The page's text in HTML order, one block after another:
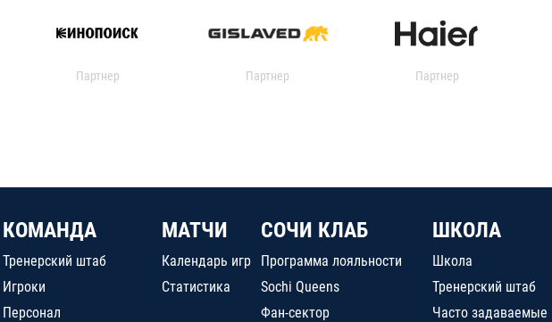
Партнер Партнер Партнер
КОМАНДА
Тренерский штаб
Игроки
Персонал
МАТЧИ
Календарь игр
Статистика
СОЧИ КЛАБ
Программа лояльности
Sochi Queens
Фан-сектор
ШКОЛА
Школа
Тренерский штаб
Часто задаваемые